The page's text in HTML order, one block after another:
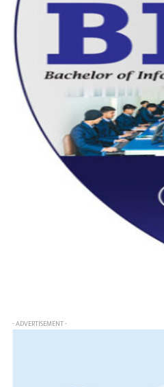
- ADVERTISEMENT -